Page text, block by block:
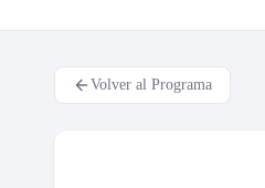
Volver al Programa